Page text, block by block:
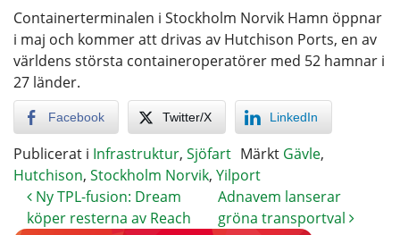
Containerterminalen i Stockholm Norvik Hamn öppnar
i maj och kommer att drivas av Hutchison Ports, en av
världens största containeroperatörer med 52 hamnar i
27 länder.
Facebook Twitter/X LinkedIn
Publicerat i Infrastruktur, Sjöfart Märkt Gävle,
Hutchison, Stockholm Norvik, Yilport
Ny TPL-fusion: Dream
köper resterna av Reach
Adnavem lanserar
gröna transportval